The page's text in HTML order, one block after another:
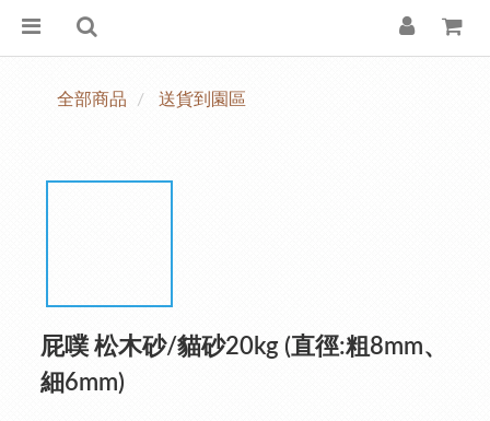
全部商品 送貨到園區
屁噗 松木砂/貓砂20kg (直徑:粗8mm、
細6mm)